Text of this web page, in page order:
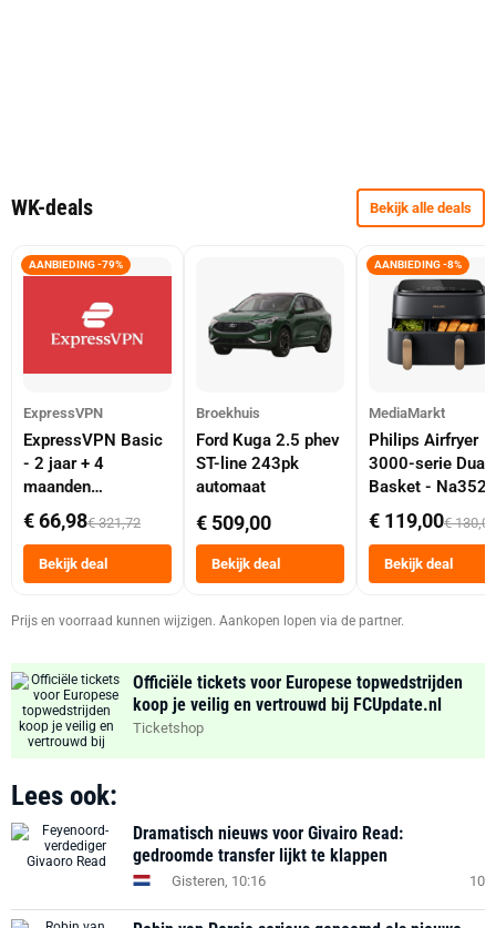
WK-deals Bekijk alle deals
AANBIEDING -79%
ExpressVPN
ExpressVPN Basic
- 2 jaar + 4
maanden
abonnement
€ 66,98€ 321,72
Bekijk deal
Broekhuis
Ford Kuga 2.5 phev
ST-line 243pk
automaat
€ 509,00
Bekijk deal
AANBIEDING -8%
MediaMarkt
Philips Airfryer
3000-serie Dual
Basket -
Dubbele Mand 9
Tot 6 Personen
Heteluchtfriteuse
Zwart
€ 119,00€ 130,00
Bekijk deal
Prijs en voorraad kunnen wijzigen. Aankopen lopen via de partner.
Officiële tickets voor Europese topwedstrijden
koop je veilig en vertrouwd bij FCUpdate.nl
Ticketshop
Lees ook:
Dramatisch nieuws voor Givairo Read:
gedroomde transfer lijkt te klappen
Gisteren, 10:16 10